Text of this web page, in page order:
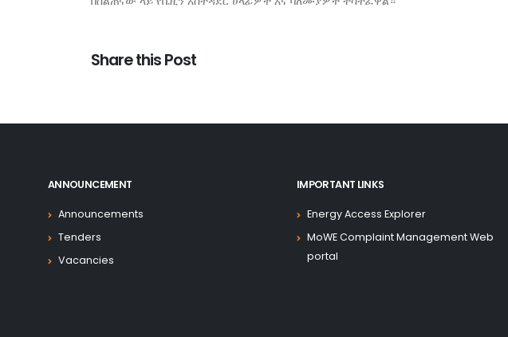
Share this Post
ANNOUNCEMENT
Announcements
Tenders
Vacancies
IMPORTANT LINKS
Energy Access Explorer
MoWE Complaint Management Web
portal